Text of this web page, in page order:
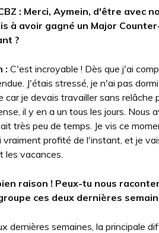
: Merci, Aymein, d'être avec
à avoir gagné un Major
?
: C'est incroyable ! Dès que j'ai
J'étais stressé, je n'ai pas
car je devais travailler sans
il y en a un tous les jours.
très peu de temps. Je vis ce
vraiment profité de l'instant, et je
les vacances.
raison ! Peux-tu nous
ces deux dernières
dernières semaines, la principale